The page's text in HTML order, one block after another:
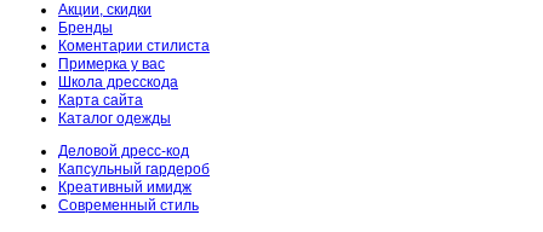
Акции, скидки
Бренды
Коментарии стилиста
Примерка у вас
Школа дресскода
Карта сайта
Каталог одежды
Деловой дресс-код
Капсульный гардероб
Креативный имидж
Современный стиль